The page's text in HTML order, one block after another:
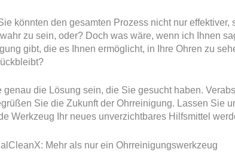
könnten den gesamten Prozess nicht nur
zu sein, oder? Doch was wäre, wenn ich Ihnen
gibt, die es Ihnen ermöglicht, in Ihre Ohren zu
die Lösung sein, die Sie gesucht haben.
Sie die Zukunft der Ohrreinigung. Lassen Sie
Werkzeug Ihr neues unverzichtbares Hilfsmittel
Mehr als nur ein Ohrreinigungswerkzeug